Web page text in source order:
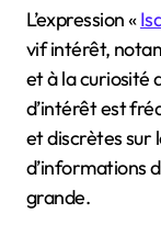
L’expression «
vif intérêt,
et à la curiosité
d’intérêt est
et discrètes sur
d’informations
grande.